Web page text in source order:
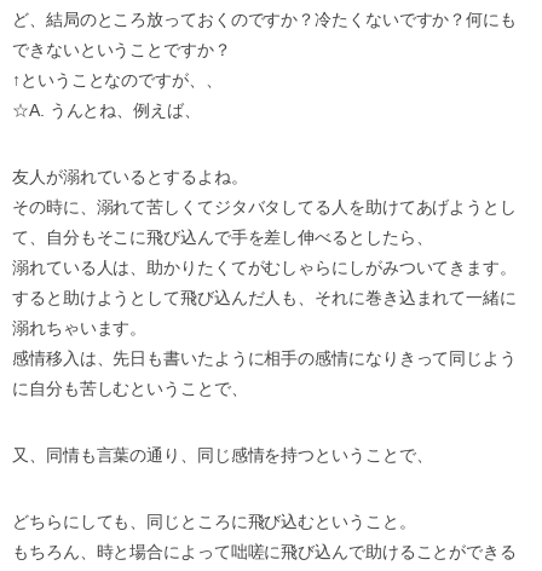
ど、結局のところ放っておくのですか？冷たくないですか？何にも
できないということですか？
↑ということなのですが、、
☆A. うんとね、例えば、
友人が溺れているとするよね。
その時に、溺れて苦しくてジタバタしてる人を助けてあげようとし
て、自分もそこに飛び込んで手を差し伸べるとしたら、
溺れている人は、助かりたくてがむしゃらにしがみついてきます。
すると助けようとして飛び込んだ人も、それに巻き込まれて一緒に
溺れちゃいます。
感情移入は、先日も書いたように相手の感情になりきって同じよう
に自分も苦しむということで、
又、同情も言葉の通り、同じ感情を持つということで、
どちらにしても、同じところに飛び込むということ。
もちろん、時と場合によって咄嗟に飛び込んで助けることができる